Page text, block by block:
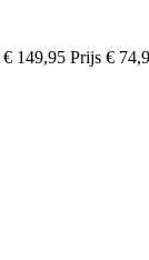
€ 149,95 Prijs €